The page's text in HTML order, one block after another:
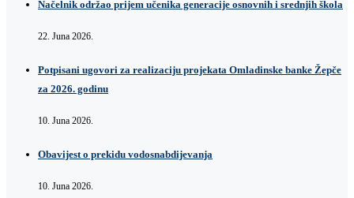
Načelnik održao prijem učenika generacije osnovnih i srednjih škola
22. Juna 2026.
Potpisani ugovori za realizaciju projekata Omladinske banke Žepče
za 2026. godinu
10. Juna 2026.
Obavijest o prekidu vodosnabdijevanja
10. Juna 2026.